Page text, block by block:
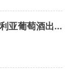
亚洲强劲市场带动澳大利亚葡萄酒出口额持续增长